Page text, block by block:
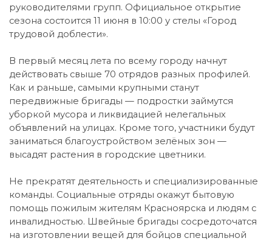
руководителями групп. Официальное открытие
сезона состоится 11 июня в 10:00 у стелы «Город
трудовой доблести».
В первый месяц лета по всему городу начнут
действовать свыше 70 отрядов разных профилей.
Как и раньше, самыми крупными станут
передвижные бригады — подростки займутся
уборкой мусора и ликвидацией нелегальных
объявлений на улицах. Кроме того, участники будут
заниматься благоустройством зелёных зон —
высадят растения в городские цветники.
Не прекратят деятельность и специализированные
команды. Социальные отряды окажут бытовую
помощь пожилым жителям Красноярска и людям с
инвалидностью. Швейные бригады сосредоточатся
на изготовлении вещей для бойцов специальной